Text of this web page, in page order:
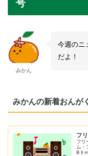
号
みかん
今週のニ
だよ！
みかんの新着おんが
フ
フリ
ム・
B♭m